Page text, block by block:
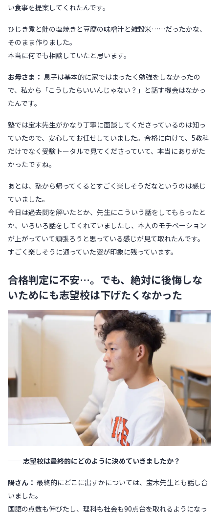
い食事を提案してくれたんです。
ひじき煮と鮭の塩焼きと豆腐の味噌汁と雑穀米……だったかな、
そのまま作りました。
本当に何でも相談していたと思います。
お母さま： 息子は基本的に家ではまったく勉強をしなかったの
で、私から「こうしたらいいんじゃない？」と話す機会はなかっ
たんです。
塾では宝木先生がかなり丁寧に面談してくださっているのは知っ
ていたので、安心してお任せしていました。合格に向けて、5教科
だけでなく受験トータルで見てくださっていて、本当にありがた
かったですね。
あとは、塾から帰ってくるとすごく楽しそうだなというのは感じ
ていました。
今日は過去問を解いたとか、先生にこういう話をしてもらったと
か、いろいろ話をしてくれていましたし、本人のモチベーション
が上がっていて頑張ろうと思っている感じが見て取れたんです。
すごく楽しそうに通っていた姿が印象に残っています。
合格判定に不安…。でも、絶対に後悔しな
いためにも志望校は下げたくなかった
── 志望校は最終的にどのように決めていきましたか？
陽さん： 最終的にどこに出すかについては、宝木先生とも話し合
いました。
国語の点数も伸びたし、理科も社会も90点台を取れるようになっ